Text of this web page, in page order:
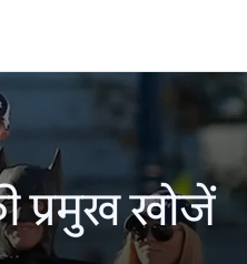
प्रमुख खोजें